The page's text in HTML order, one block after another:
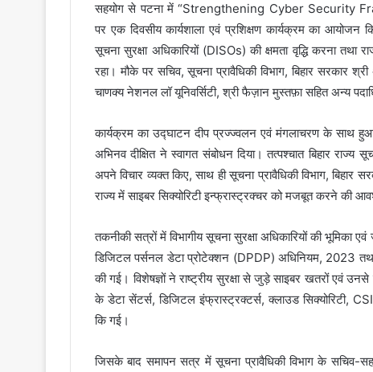
सहयोग से पटना में “Strengthening Cyber Security
पर एक दिवसीय कार्यशाला एवं प्रशिक्षण कार्यक्रम का आयोजन
सूचना सुरक्षा अधिकारियों (DISOs) की क्षमता वृद्धि करना तथा
रहा। मौके पर सचिव, सूचना प्रावैधिकी विभाग, बिहार सरकार
चाणक्य नेशनल लॉ यूनिवर्सिटी, श्री फैज़ान मुस्तफ़ा सहित अन्य
कार्यक्रम का उद्घाटन दीप प्रज्ज्वलन एवं मंगलाचरण के साथ
अभिनव दीक्षित ने स्वागत संबोधन दिया। तत्पश्चात बिहार राज्य
अपने विचार व्यक्त किए, साथ ही सूचना प्रावैधिकी विभाग,
राज्य में साइबर सिक्योरिटी इन्फ्रास्ट्रक्चर को मजबूत करने की
तकनीकी सत्रों में विभागीय सूचना सुरक्षा अधिकारियों की भूमिका
डिजिटल पर्सनल डेटा प्रोटेक्शन (DPDP) अधिनियम, 2023 तथा
की गई। विशेषज्ञों ने राष्ट्रीय सुरक्षा से जुड़े साइबर खतरों एवं उनसे
के डेटा सेंटर्स, डिजिटल इंफ्रास्ट्रक्टर्स, क्लाउड सिक्योरिटी,
कि गई।
जिसके बाद समापन सत्र में सूचना प्रावैधिकी विभाग के सचिव-